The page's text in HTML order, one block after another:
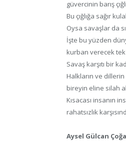
güvercinin barış
Bu çığlığa sağır
Oysa savaşlar da
İşte bu yüzden
kurban verecek tek
Savaş karşıtı bir
Halkların ve
bireyin eline silah
Kısacası insanın
rahatsızlık
Aysel Gülcan